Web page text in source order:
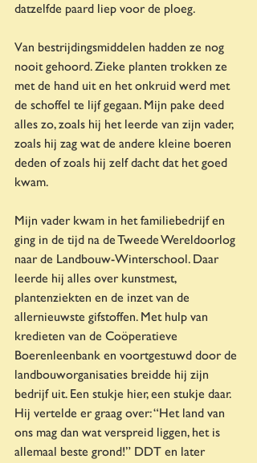
datzelfde paard liep voor de ploeg.
Van bestrijdingsmiddelen hadden ze nog
nooit gehoord. Zieke planten trokken ze
met de hand uit en het onkruid werd met
de schoffel te lijf gegaan. Mijn pake deed
alles zo, zoals hij het leerde van zijn vader,
zoals hij zag wat de andere kleine boeren
deden of zoals hij zelf dacht dat het goed
kwam.
Mijn vader kwam in het familiebedrijf en
ging in de tijd na de Tweede Wereldoorlog
naar de Landbouw-Winterschool. Daar
leerde hij alles over kunstmest,
plantenziekten en de inzet van de
allernieuwste gifstoffen. Met hulp van
kredieten van de Coöperatieve
Boerenleenbank en voortgestuwd door de
landbouworganisaties breidde hij zijn
bedrijf uit. Een stukje hier, een stukje daar.
Hij vertelde er graag over: “Het land van
ons mag dan wat verspreid liggen, het is
allemaal beste grond!” DDT en later